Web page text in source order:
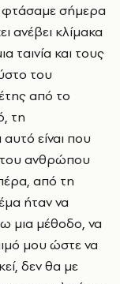
φτάσαμε σήμερα
ανέβει κλίμακα
ταινία και τους
του
από το
τη
είναι που
του ανθρώπου
από τη
ήταν να
μια μέθοδο, να
μου ώστε να
δεν θα με